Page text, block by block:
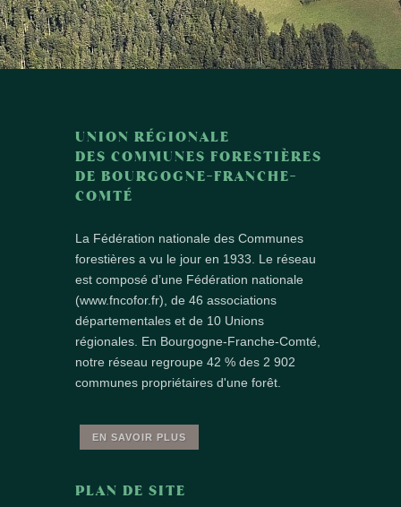
UNION RÉGIONALE
DES COMMUNES FORESTIÈRES
DE BOURGOGNE-FRANCHE-
COMTÉ
La Fédération nationale des Communes
forestières a vu le jour en 1933. Le réseau
est composé d’une Fédération nationale
(www.fncofor.fr), de 46 associations
départementales et de 10 Unions
régionales. En Bourgogne-Franche-Comté,
notre réseau regroupe 42 % des 2 902
communes propriétaires d'une forêt.
EN SAVOIR PLUS
PLAN DE SITE